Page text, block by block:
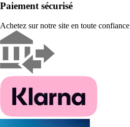
Paiement sécurisé
Achetez sur notre site en toute confiance